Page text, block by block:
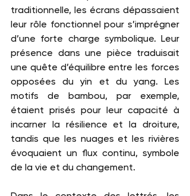
traditionnelle, les écrans dépassaient
leur rôle fonctionnel pour s’imprégner
d’une forte charge symbolique. Leur
présence dans une pièce traduisait
une quête d’équilibre entre les forces
opposées du yin et du yang. Les
motifs de bambou, par exemple,
étaient prisés pour leur capacité à
incarner la résilience et la droiture,
tandis que les nuages et les rivières
évoquaient un flux continu, symbole
de la vie et du changement.